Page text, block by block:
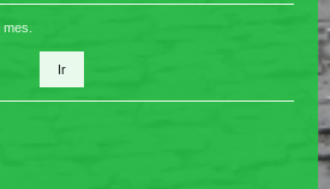
Ir